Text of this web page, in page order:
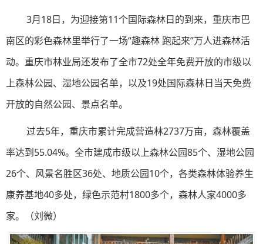
3月18日，为迎接第11个国际森林日的到来，重庆市巴
南区的彩色森林里举行了一场“趣森林 跑起来”万人进森林活
动。重庆市林业局还发布了全市72处全年免费开放的市级以
上森林公园、湿地公园名单，以及19处国际森林日当天免费
开放的自然公园、景点名单。
过去5年，重庆市累计完成营造林2737万亩，森林覆盖
率达到55.04%。全市建成市级以上森林公园85个、湿地公园
26个、风景名胜区36处、地质公园10个，各类森林体验养生
康养基地40多处，绿色示范村1800多个，森林人家4000多
家。（刘微）